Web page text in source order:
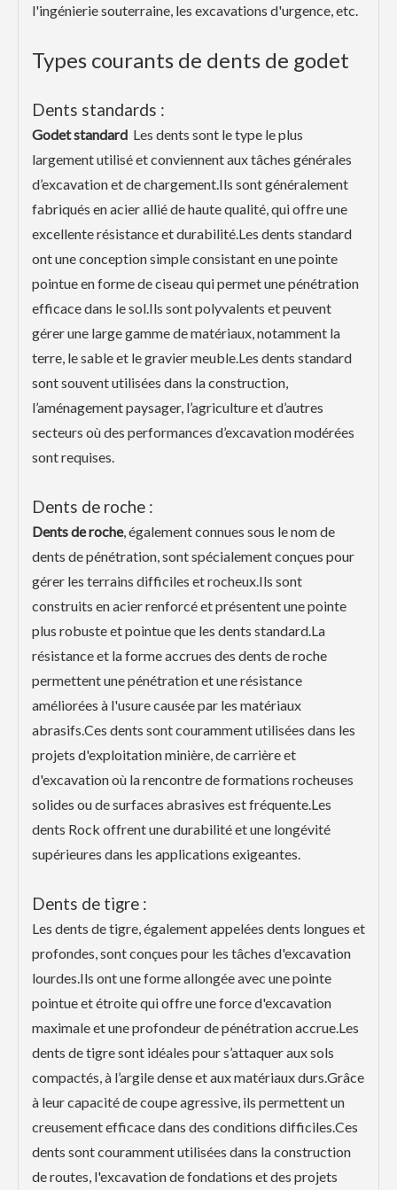
l'ingénierie souterraine, les excavations d'urgence, etc.
Types courants de dents de godet
Dents standards :
Godet standard Les dents sont le type le plus
largement utilisé et conviennent aux tâches générales
d’excavation et de chargement.Ils sont généralement
fabriqués en acier allié de haute qualité, qui offre une
excellente résistance et durabilité.Les dents standard
ont une conception simple consistant en une pointe
pointue en forme de ciseau qui permet une pénétration
efficace dans le sol.Ils sont polyvalents et peuvent
gérer une large gamme de matériaux, notamment la
terre, le sable et le gravier meuble.Les dents standard
sont souvent utilisées dans la construction,
l’aménagement paysager, l’agriculture et d’autres
secteurs où des performances d’excavation modérées
sont requises.
Dents de roche :
Dents de roche, également connues sous le nom de
dents de pénétration, sont spécialement conçues pour
gérer les terrains difficiles et rocheux.Ils sont
construits en acier renforcé et présentent une pointe
plus robuste et pointue que les dents standard.La
résistance et la forme accrues des dents de roche
permettent une pénétration et une résistance
améliorées à l'usure causée par les matériaux
abrasifs.Ces dents sont couramment utilisées dans les
projets d'exploitation minière, de carrière et
d'excavation où la rencontre de formations rocheuses
solides ou de surfaces abrasives est fréquente.Les
dents Rock offrent une durabilité et une longévité
supérieures dans les applications exigeantes.
Dents de tigre :
Les dents de tigre, également appelées dents longues et
profondes, sont conçues pour les tâches d'excavation
lourdes.Ils ont une forme allongée avec une pointe
pointue et étroite qui offre une force d'excavation
maximale et une profondeur de pénétration accrue.Les
dents de tigre sont idéales pour s’attaquer aux sols
compactés, à l’argile dense et aux matériaux durs.Grâce
à leur capacité de coupe agressive, ils permettent un
creusement efficace dans des conditions difficiles.Ces
dents sont couramment utilisées dans la construction
de routes, l'excavation de fondations et des projets